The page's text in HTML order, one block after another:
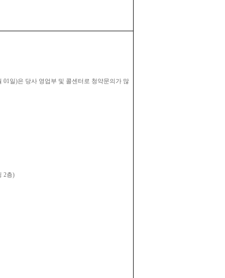
일)은 당사 영업부 및 콜센터로 청약문의가 많
딩 2층)